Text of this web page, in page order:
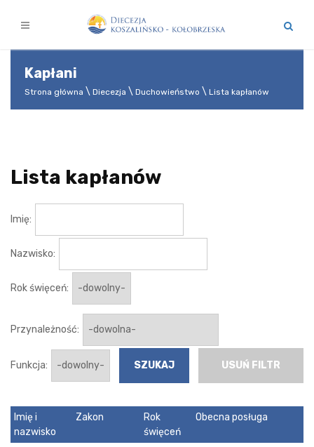
Kapłani
Strona główna Diecezja Duchowieństwo Lista kapłanów
Lista kapłanów
Imię:
Nazwisko:
Rok święceń:
Przynależność:
Funkcja: USUŃ FILTR
Imię i
nazwisko
Zakon
Rok
święceń
Obecna posługa